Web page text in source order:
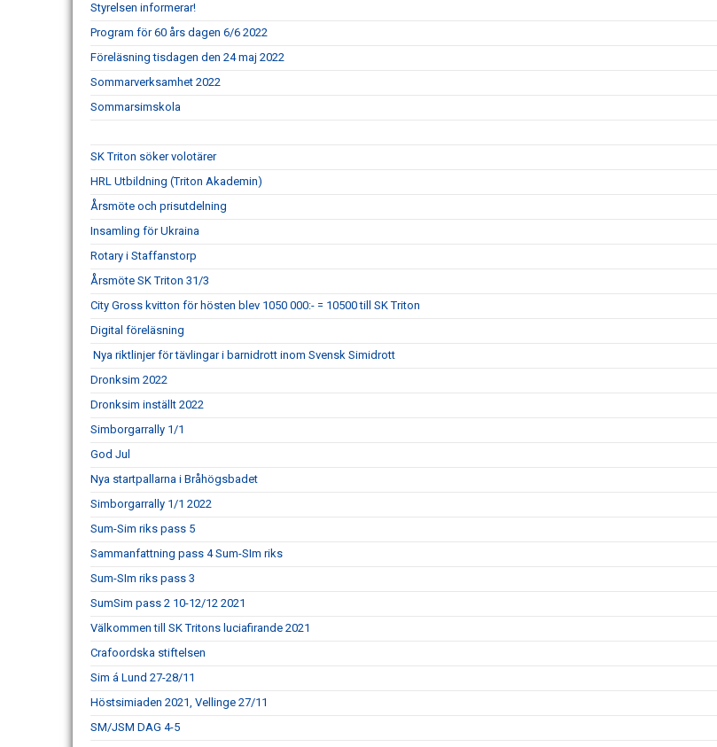
Styrelsen informerar!
Program för 60 års dagen 6/6 2022
Föreläsning tisdagen den 24 maj 2022
Sommarverksamhet 2022
Sommarsimskola
SK Triton söker volotärer
HRL Utbildning (Triton Akademin)
Årsmöte och prisutdelning
Insamling för Ukraina
Rotary i Staffanstorp
Årsmöte SK Triton 31/3
City Gross kvitton för hösten blev 1050 000:- = 10500 till SK Triton
Digital föreläsning
Nya riktlinjer för tävlingar i barnidrott inom Svensk Simidrott
Dronksim 2022
Dronksim inställt 2022
Simborgarrally 1/1
God Jul
Nya startpallarna i Bråhögsbadet
Simborgarrally 1/1 2022
Sum-Sim riks pass 5
Sammanfattning pass 4 Sum-SIm riks
Sum-SIm riks pass 3
SumSim pass 2 10-12/12 2021
Välkommen till SK Tritons luciafirande 2021
Crafoordska stiftelsen
Sim á Lund 27-28/11
Höstsimiaden 2021, Vellinge 27/11
SM/JSM DAG 4-5